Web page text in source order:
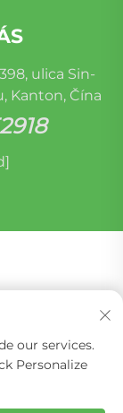
ulica Sin-
Kanton, Čína
Auto
ochrany
our services.
Personalize